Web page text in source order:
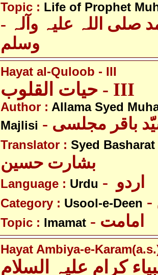
Topic : Life of Prophet
- حضرت محمد صلی اللہ علیہ وآلہ
وسلم
Hayat al-Quloob - III
حیات القلوب - III
Author : Allama Syed
Majlisi
Translator : Syed
بشارت حسین
Language : Urdu
Category : Usool-e-Deen
Topic : Imamat - امامت
Hayat Ambiya-e-